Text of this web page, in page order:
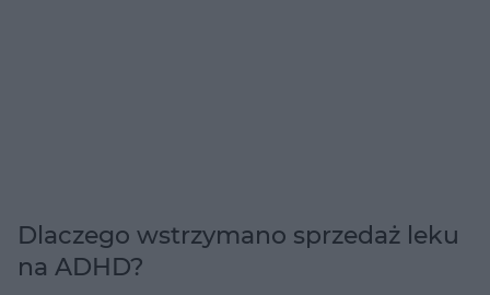
Dlaczego wstrzymano sprzedaż leku
na ADHD?